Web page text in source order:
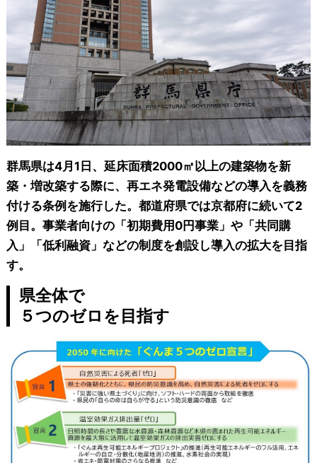
群馬県は4月1日、延床面積2000㎡以上の建築物を新
築・増改築する際に、再エネ発電設備などの導入を義務
付ける条例を施行した。都道府県では京都府に続いて2
例目。事業者向けの「初期費用0円事業」や「共同購
入」「低利融資」などの制度を創設し導入の拡大を目指
す。
県全体で
５つのゼロを目指す